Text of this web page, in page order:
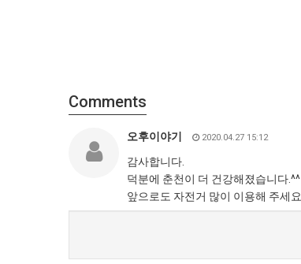
Comments
오후이야기 2020.04.27 15:12
감사합니다.
덕분에 춘천이 더 건강해졌습니다.^^
앞으로도 자전거 많이 이용해 주세요.